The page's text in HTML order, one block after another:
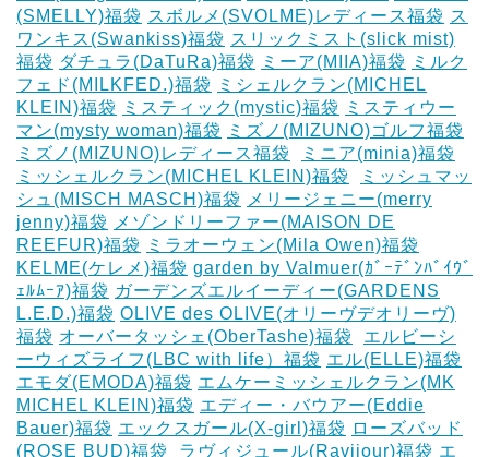
(SMELLY)福袋 スボルメ(SVOLME)レディース福袋 ス
ワンキス(Swankiss)福袋 スリックミスト(slick mist)
福袋 ダチュラ(DaTuRa)福袋 ‎ミーア(MIIA)福袋
ミルク
フェド(MILKFED.)福袋
ミシェルクラン(MICHEL
KLEIN)福袋
ミスティック(mystic)福袋
ミスティウー
マン(mysty woman)福袋
ミズノ(MIZUNO)ゴルフ福袋
ミズノ(MIZUNO)レディース福袋
ミニア(minia)福袋
ミッシェルクラン(MICHEL KLEIN)福袋
ミッシュマッ
シュ(MISCH MASCH)福袋
メリージェニー(merry
jenny)福袋
メゾンドリーファー(MAISON DE
REEFUR)福袋
ミラオーウェン(Mila Owen)福袋
KELME(ケレメ)福袋 ‎garden by Valmuer(ｶﾞｰﾃﾞﾝﾊﾞｲｳﾞ
ｪﾙﾑｰｱ)福袋 ガーデンズエルイーディー(GARDENS
L.E.D.)福袋 OLIVE des OLIVE(オリーヴデオリーヴ)
福袋 オーバータッシェ(OberTashe)福袋
エルビーシ
ーウィズライフ(LBC with life）福袋 エル(ELLE)福袋
エモダ(EMODA)福袋 エムケーミッシェルクラン(MK
MICHEL KLEIN)福袋 エディー・バウアー(Eddie
Bauer)福袋 エックスガール(X-girl)福袋 ローズバッド
(ROSE BUD)福袋
ラヴィジュール(Ravijour)福袋 エ